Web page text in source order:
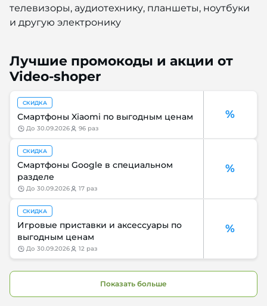
телевизоры, аудиотехнику, планшеты, ноутбуки
и другую электронику
Лучшие промокоды и акции от
Video-shoper
%
СКИДКА
Смартфоны Xiaomi по выгодным ценам
до 30.09.2026 96 раз
%
СКИДКА
Смартфоны Google в специальном
разделе
до 30.09.2026 17 раз
%
СКИДКА
Игровые приставки и аксессуары по
выгодным ценам
до 30.09.2026 12 раз
Показать больше